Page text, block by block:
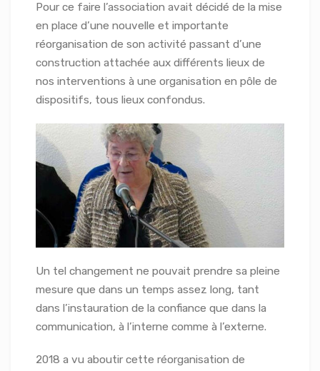
Pour ce faire l’association avait décidé de la mise
en place d’une nouvelle et importante
réorganisation de son activité passant d’une
construction attachée aux différents lieux de
nos interventions à une organisation en pôle de
dispositifs, tous lieux confondus.
Un tel changement ne pouvait prendre sa pleine
mesure que dans un temps assez long, tant
dans l’instauration de la confiance que dans la
communication, à l’interne comme à l’externe.
2018 a vu aboutir cette réorganisation de